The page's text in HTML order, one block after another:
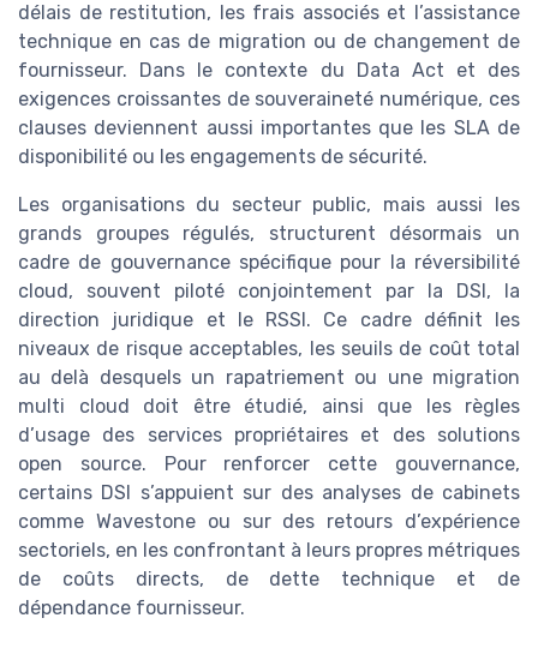
délais de restitution, les frais associés et l’assistance
technique en cas de migration ou de changement de
fournisseur. Dans le contexte du Data Act et des
exigences croissantes de souveraineté numérique, ces
clauses deviennent aussi importantes que les SLA de
disponibilité ou les engagements de sécurité.
Les organisations du secteur public, mais aussi les
grands groupes régulés, structurent désormais un
cadre de gouvernance spécifique pour la réversibilité
cloud, souvent piloté conjointement par la DSI, la
direction juridique et le RSSI. Ce cadre définit les
niveaux de risque acceptables, les seuils de coût total
au delà desquels un rapatriement ou une migration
multi cloud doit être étudié, ainsi que les règles
d’usage des services propriétaires et des solutions
open source. Pour renforcer cette gouvernance,
certains DSI s’appuient sur des analyses de cabinets
comme Wavestone ou sur des retours d’expérience
sectoriels, en les confrontant à leurs propres métriques
de coûts directs, de dette technique et de
dépendance fournisseur.